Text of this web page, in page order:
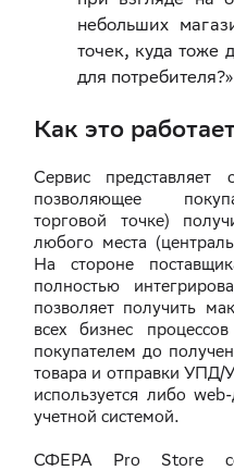
небольших
точек, куда тоже
для потребителя?»
Как это
Сервис представляет
позволяющее
торговой точке)
любого места
На стороне
полностью
позволяет получить
всех бизнес
покупателем до
товара и отправки УПД/
используется либо
учетной системой.
СФЕРА Pro Store